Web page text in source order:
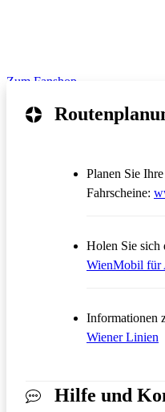
Zum Fanshop
Planen Sie
Fahrscheine:
Holen Sie sich
WienMobil für
Informationen
Wiener Linien
Hilfe und